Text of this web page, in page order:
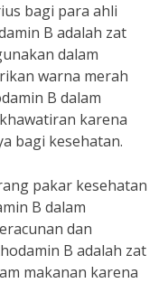
bagi para ahli
B adalah zat
dalam
warna merah
B dalam
karena
bagi kesehatan.
pakar kesehatan
B dalam
dan
B adalah zat
makanan karena